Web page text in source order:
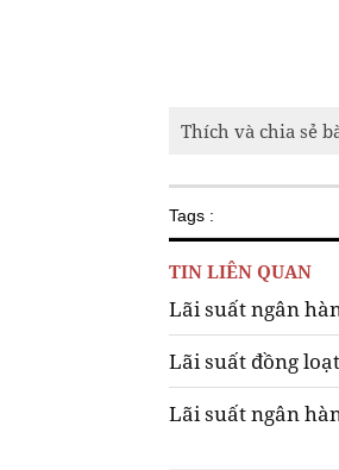
Thích và chia sẻ
Tags :
TIN LIÊN QUAN
Lãi suất ngân
Lãi suất đồng
Lãi suất ngân